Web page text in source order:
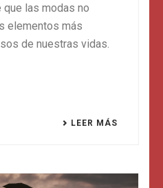
que las modas no
elementos más
de nuestras vidas.
LEER MÁS